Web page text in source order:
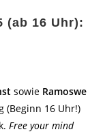
(ab 16 Uhr):
sowie Ramoswe
(Beginn 16 Uhr!)
Free your mind